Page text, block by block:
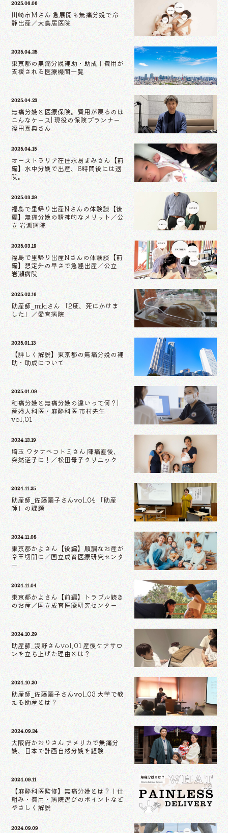
2025.06.06
川崎市Mさん 急展開も無痛分娩で冷
静出産／大鳥居医院
2025.04.25
東京都の無痛分娩補助・助成｜費用が
支援される医療機関一覧
2025.04.23
無痛分娩と医療保険。費用が戻るのは
こんなケース| 現役の保険プランナー
福田嘉典さん
2025.04.15
オーストラリア在住永易まみさん【前
編】水中分娩で出産、6時間後には退
院。
2025.03.29
福島で里帰り出産Nさんの体験談【後
編】無痛分娩の精神的なメリット／公
立 岩瀬病院
2025.03.19
福島で里帰り出産Nさんの体験談【前
編】想定外の早さで急遽出産／公立
岩瀬病院
2025.02.16
助産師_mikiさん 「2度、死にかけま
した」／愛育病院
2025.01.13
【詳しく解説】東京都の無痛分娩の補
助・助成について
2025.01.09
和痛分娩と無痛分娩の違いって何？|
産婦人科医・麻酔科医 市村先生
vol.01
2024.12.19
埼玉 ワタナベコトミさん 陣痛直後、
突然逆子に！／松田母子クリニック
2024.11.25
助産師_佐藤繭子さんvol.04 「助産
師」の課題
2024.11.08
東京都かよさん【後編】順調なお産が
帝王切開に／国立成育医療研究センタ
ー
2024.11.04
東京都かよさん【前編】トラブル続き
のお産／国立成育医療研究センター
2024.10.29
助産師_浅野さんvol.01 産後ケアサロ
ンを立ち上げた理由とは？
2024.10.20
助産師_佐藤繭子さんvol.03 大学で教
える助産とは？
2024.09.24
大阪府かおりさん アメリカで無痛分
娩、日本で計画自然分娩を経験
2024.09.11
【麻酔科医監修】無痛分娩とは？｜仕
組み・費用・病院選びのポイントなど
やさしく解説
2024.09.09